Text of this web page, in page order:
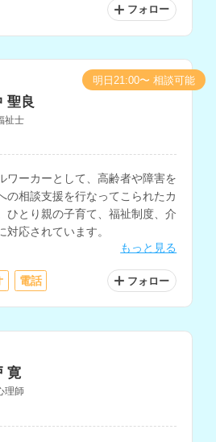
フォロー
聖良
祉士
ワーカーとして、高齢者や障害を
の相談支援を行なってこられたカ
ひとり親の子育て、福祉制度、介
応されています。
もっと見る
電話 フォロー
明日21:00〜 相談可能
寛
理師